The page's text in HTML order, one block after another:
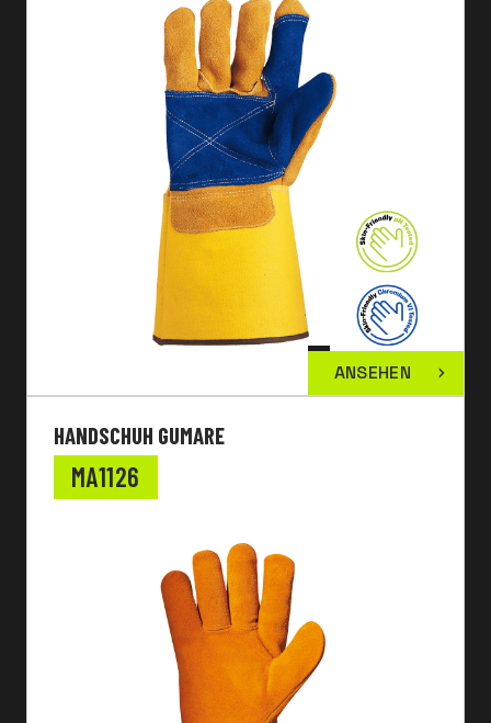
ANSEHEN
HANDSCHUH GUMARE
MA1126